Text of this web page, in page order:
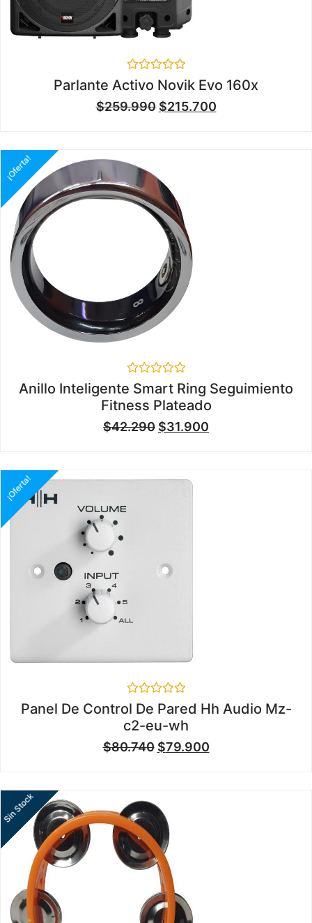
Valorado
en
0
de
Parlante Activo Novik Evo 160x
$259.990 $215.700
¡Oferta!
Valorado
en
0
de
5
Anillo Inteligente Smart Ring Seguimiento
Fitness Plateado
$42.290 $31.900
¡Oferta!
Valorado
en
0
de
5
Panel De Control De Pared Hh Audio Mz-
c2-eu-wh
$80.740 $79.900
Sin Stock